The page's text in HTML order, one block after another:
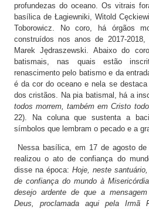
profundezas do oceano. Os vitrais
basílica de Łagiewniki, Witold
Toborowicz. No coro, há órgãos
construídos nos anos de 2017-2018,
Marek Jędraszewski. Abaixo do
batismais, nas quais estão
renascimento pelo batismo e da
é da cor do oceano e nela se
dos cristãos. Na pia batismal, há a
todos morrem, também em Cristo
22). Na coluna que sustenta a
símbolos que lembram o pecado e a
Nessa basílica, em 17 de agosto
realizou o ato de confiança do
disse na época: Hoje, neste
de confiança do mundo à
desejo ardente de que a
Deus, proclamada aqui pela Irmã